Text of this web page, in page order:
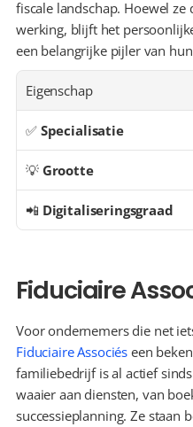
fiscale landschap. Hoewel
werking, blijft het
een belangrijke pijler van
Eigenschap
✅ Specialisatie
💡 Grootte
📲 Digitaliseringsgraad
Fiduciaire
Fiduciaire Associés een
familiebedrijf is al actief
waaier aan diensten, van
successieplanning. Ze staan